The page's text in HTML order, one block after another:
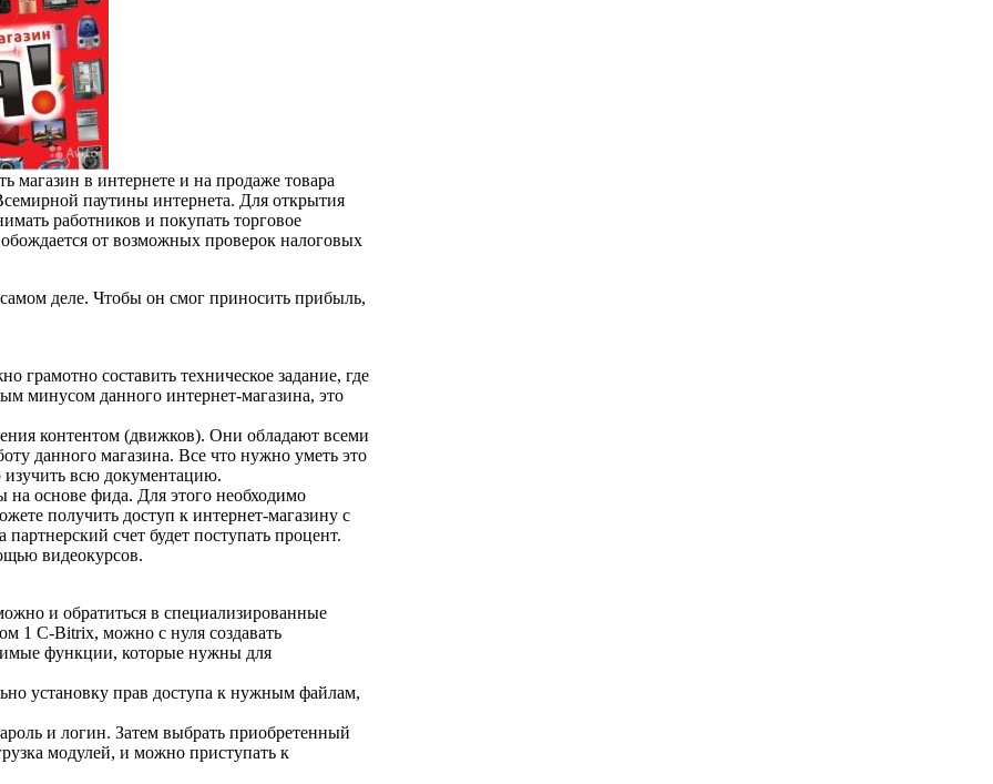
в интернете и на продаже товара
паутины интернета. Для открытия
работников и покупать торговое
от возможных проверок налоговых
деле. Чтобы он смог приносить прибыль,
грамотно составить техническое задание, где
минусом данного интернет-магазина, это
контентом (движков). Они обладают всеми
данного магазина. Все что нужно уметь это
изучить всю документацию.
основе фида. Для этого необходимо
получить доступ к интернет-магазину с
счет будет поступать процент.
видеокурсов.
и обратиться в специализированные
1 С-Bitrix, можно с нуля создавать
функции, которые нужны для
установку прав доступа к нужным файлам,
и логин. Затем выбрать приобретенный
модулей, и можно приступать к